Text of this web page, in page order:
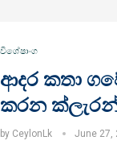
විශේෂාංග
ආදර කතා
කරන
by CeylonLk June 27,